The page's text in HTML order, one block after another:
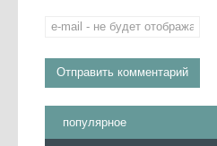
популярное